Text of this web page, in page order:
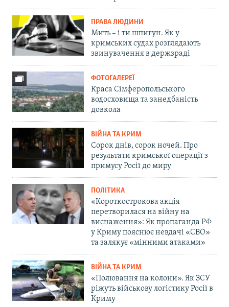
ПРАВА ЛЮДИНИ
Мить – і ти шпигун. Як у
кримських судах розглядають
звинувачення в держзраді
ФОТОГАЛЕРЕЇ
Краса Сімферопольського
водосховища та занедбаність
довкола
ВІЙНА ТА КРИМ
Сорок днів, сорок ночей. Про
результати кримської операції з
примусу Росії до миру
ПОЛІТИКА
«Короткострокова акція
перетворилася на війну на
виснаження»: Як пропаганда РФ
у Криму пояснює невдачі «СВО»
та залякує «мінними атаками»
ВІЙНА ТА КРИМ
«Полювання на колони». Як ЗСУ
ріжуть військову логістику Росії в
Криму